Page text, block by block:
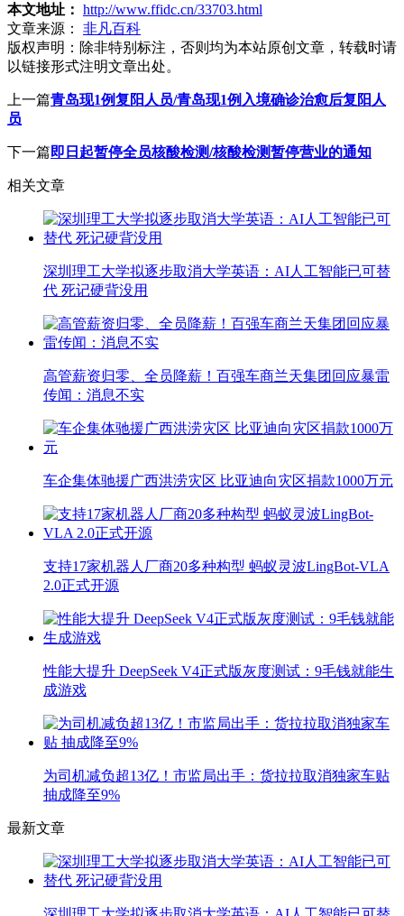
本文地址： http://www.ffidc.cn/33703.html
文章来源：
非凡百科
版权声明： 除非特别标注，否则均为本站原创文章，转载时请
以链接形式注明文章出处。
上一篇青岛现1例复阳人员/青岛现1例入境确诊治愈后复阳人
员
下一篇即日起暂停全员核酸检测/核酸检测暂停营业的通知
相关文章
深圳理工大学拟逐步取消大学英语：AI人工智能已可替
代 死记硬背没用
高管薪资归零、全员降薪！百强车商兰天集团回应暴雷
传闻：消息不实
车企集体驰援广西洪涝灾区 比亚迪向灾区捐款1000万元
支持17家机器人厂商20多种构型 蚂蚁灵波LingBot-VLA
2.0正式开源
性能大提升 DeepSeek V4正式版灰度测试：9毛钱就能生
成游戏
为司机减负超13亿！市监局出手：货拉拉取消独家车贴
抽成降至9%
最新文章